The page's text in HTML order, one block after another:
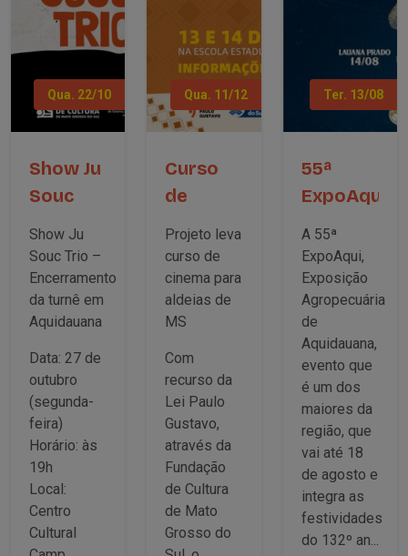
Qua. 22/10
Show Ju
Souc
Trio
Show Ju
Souc Trio –
Encerramento
da turnê em
Aquidauana
Data: 27 de
outubro
(segunda-
feira)
Horário: às
19h
Local:
Centro
Cultural
Qua. 11/12
Curso
de
Cinema
Projeto leva
curso de
cinema para
aldeias de
MS
Com
recurso da
Lei Paulo
Gustavo,
através da
Fundação
de Cultura
de Mato
Grosso do
Ter. 13/08
55ª
ExpoAqui
|
Aquidauana
A 55ª
ExpoAqui,
Exposição
Agropecuária
de
Aquidauana,
evento que
é um dos
maiores da
região, que
vai até 18
de agosto e
integra as
festividades
do 132º an...